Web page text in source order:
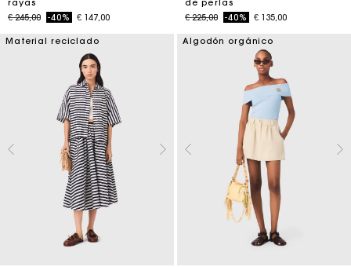
rayas
Price reduced from
€ 245,00to-40% € 147,00
de perlas
Price reduced from
€ 225,00to-40% € 135,00
Material reciclado Algodón orgánico